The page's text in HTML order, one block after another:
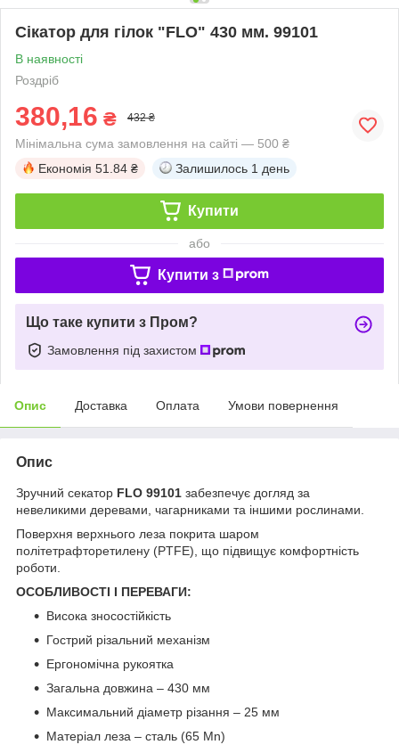
Сікатор для гілок "FLO" 430 мм. 99101
В наявності
Роздріб
380,16 ₴ 432 ₴
Мінімальна сума замовлення на сайті — 500 ₴
Економія 51.84 ₴ Залишилось 1 день
Купити
або
Купити з
Що таке купити з Пром?
Замовлення під захистом
Опис Доставка Оплата Умови повернення
Опис
Зручний секатор FLO 99101 забезпечує догляд за
невеликими деревами, чагарниками та іншими рослинами.
Поверхня верхнього леза покрита шаром
політетрафторетилену (PTFE), що підвищує комфортність
роботи.
ОСОБЛИВОСТІ І ПЕРЕВАГИ:
Висока зносостійкість
Гострий різальний механізм
Ергономічна рукоятка
Загальна довжина – 430 мм
Максимальний діаметр різання – 25 мм
Матеріал леза – сталь (65 Mn)